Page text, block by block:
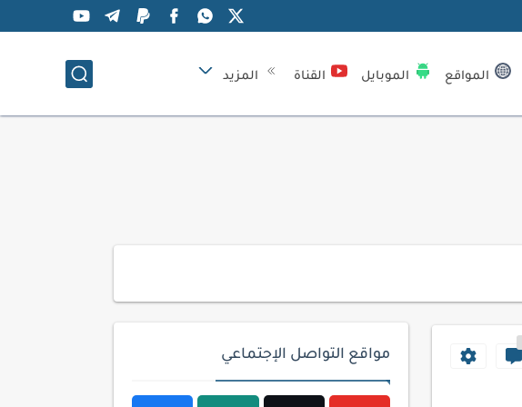
المواقع الموبايل القناة المزيد
مواقع التواصل الإجتماعي